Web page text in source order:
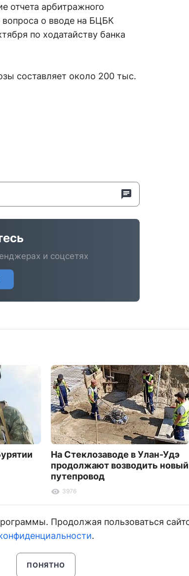
отчета арбитражного
о вводе на БЦБК
по ходатайству банка
составляет около 200 тыс.
и соцсетях
На Стеклозаводе в Улан-Удэ
продолжают возводить новый
путепровод
3976
Продолжая пользоваться
.
ПОНЯТНО